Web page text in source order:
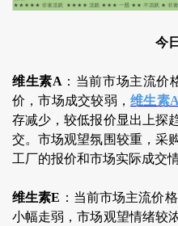
今
维生素A ：当前市场主流价
价，市场成交较弱，维生素A
存减少，较低报价显出上探
交。市场观望氛围较重，采
工厂的报价和市场实际成交情
维生素E ：当前市场主流价
小幅走弱，市场观望情绪较